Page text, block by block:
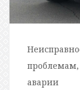
проблемам,
аварии